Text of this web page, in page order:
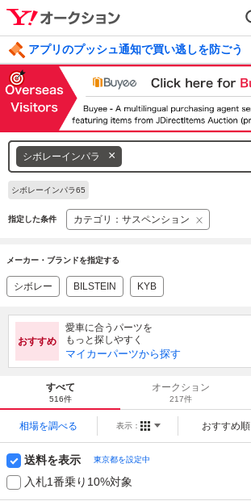
アプリのプッシュ通知で買い逃しを防ごう
毎日引けるくじ 今すぐ挑戦
シボレーインパラ
シボレーインパラ65
指定した条件 カテゴリ：サスペンション
メーカー・ブランドを指定する
シボレー BILSTEIN KYB
おすすめ
愛車に合うパーツを
もっと探しやすく
マイカーパーツから探す
すべて
516件
オークション
217件
相場を調べる 表示： おすすめ順
送料を表示 東京都を設定中
入札1番乗り10%対象